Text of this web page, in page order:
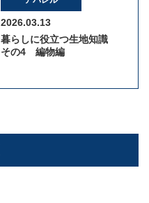
2026.03.13
暮らしに役立つ生地知識
その4 編物編